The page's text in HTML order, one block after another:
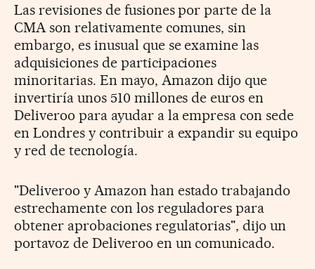
Las revisiones de fusiones por parte de la
CMA son relativamente comunes, sin
embargo, es inusual que se examine las
adquisiciones de participaciones
minoritarias. En mayo, Amazon dijo que
invertiría unos 510 millones de euros en
Deliveroo para ayudar a la empresa con sede
en Londres y contribuir a expandir su equipo
y red de tecnología.
"Deliveroo y Amazon han estado trabajando
estrechamente con los reguladores para
obtener aprobaciones regulatorias", dijo un
portavoz de Deliveroo en un comunicado.